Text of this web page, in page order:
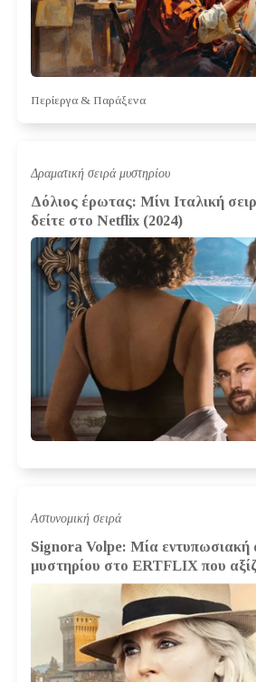
Περίεργα & Παράξενα
Δραματική σειρά μυστηρίου
Δόλιος έρωτας: Μίνι Ιταλική
δείτε στο Netflix (2024)
Αστυνομική σειρά
Signora Volpe: Μία εντυπωσιακή
μυστηρίου στο ERTFLIX που